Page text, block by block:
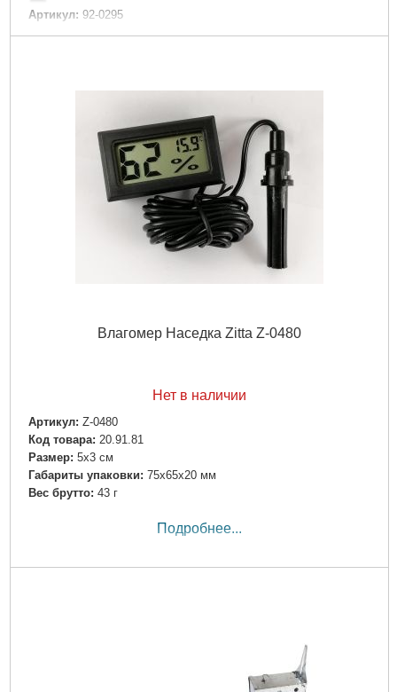
Артикул: 92-0295
Код товара: 14.77.99
Подробнее...
Влагомер Наседка Zitta Z-0480
Нет в наличии
Артикул: Z-0480
Код товара: 20.91.81
Размер: 5х3 см
Габариты упаковки: 75x65x20 мм
Вес брутто: 43 г
Подробнее...